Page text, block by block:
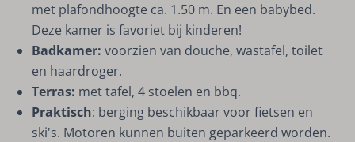
met plafondhoogte ca. 1.50 m. En een babybed.
Deze kamer is favoriet bij kinderen!
Badkamer: voorzien van douche, wastafel, toilet
en haardroger.
Terras: met tafel, 4 stoelen en bbq.
Praktisch: berging beschikbaar voor fietsen en
ski's. Motoren kunnen buiten geparkeerd worden.